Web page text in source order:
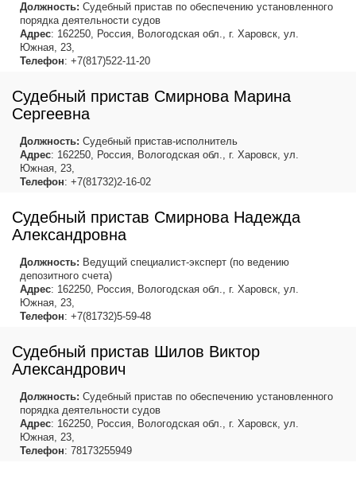
Должность: Судебный пристав по обеспечению установленного
порядка деятельности судов
Адрес: 162250, Россия, Вологодская обл., г. Харовск, ул.
Южная, 23,
Телефон: +7(817)522-11-20
Судебный пристав Смирнова Марина
Сергеевна
Должность: Судебный пристав-исполнитель
Адрес: 162250, Россия, Вологодская обл., г. Харовск, ул.
Южная, 23,
Телефон: +7(81732)2-16-02
Судебный пристав Смирнова Надежда
Александровна
Должность: Ведущий специалист-эксперт (по ведению
депозитного счета)
Адрес: 162250, Россия, Вологодская обл., г. Харовск, ул.
Южная, 23,
Телефон: +7(81732)5-59-48
Судебный пристав Шилов Виктор
Александрович
Должность: Судебный пристав по обеспечению установленного
порядка деятельности судов
Адрес: 162250, Россия, Вологодская обл., г. Харовск, ул.
Южная, 23,
Телефон: 78173255949